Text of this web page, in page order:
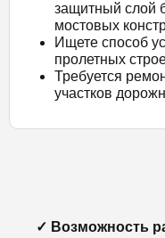
защитный слой
мостовых
Ищете способ
пролетных
Требуется
участков
✓ Возможность